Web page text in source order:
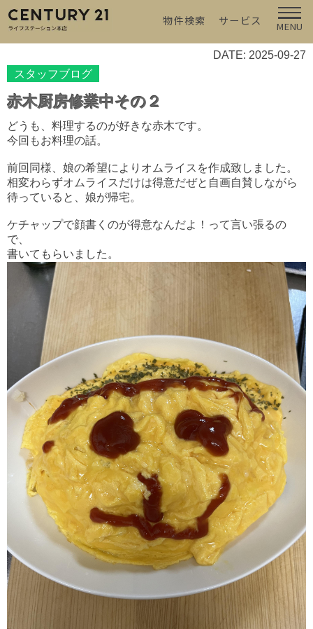
物件検索 サービス MENU
DATE: 2025-09-27
スタッフブログ
赤木厨房修業中その２
どうも、料理するのが好きな赤木です。
今回もお料理の話。
前回同様、娘の希望によりオムライスを作成致しました。
相変わらずオムライスだけは得意だぜと自画自賛しながら
待っていると、娘が帰宅。
ケチャップで顔書くのが得意なんだよ！って言い張るの
で、
書いてもらいました。